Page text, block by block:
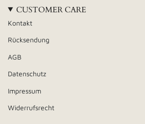
CUSTOMER CARE
Kontakt
Rücksendung
AGB
Datenschutz
Impressum
Widerrufsrecht